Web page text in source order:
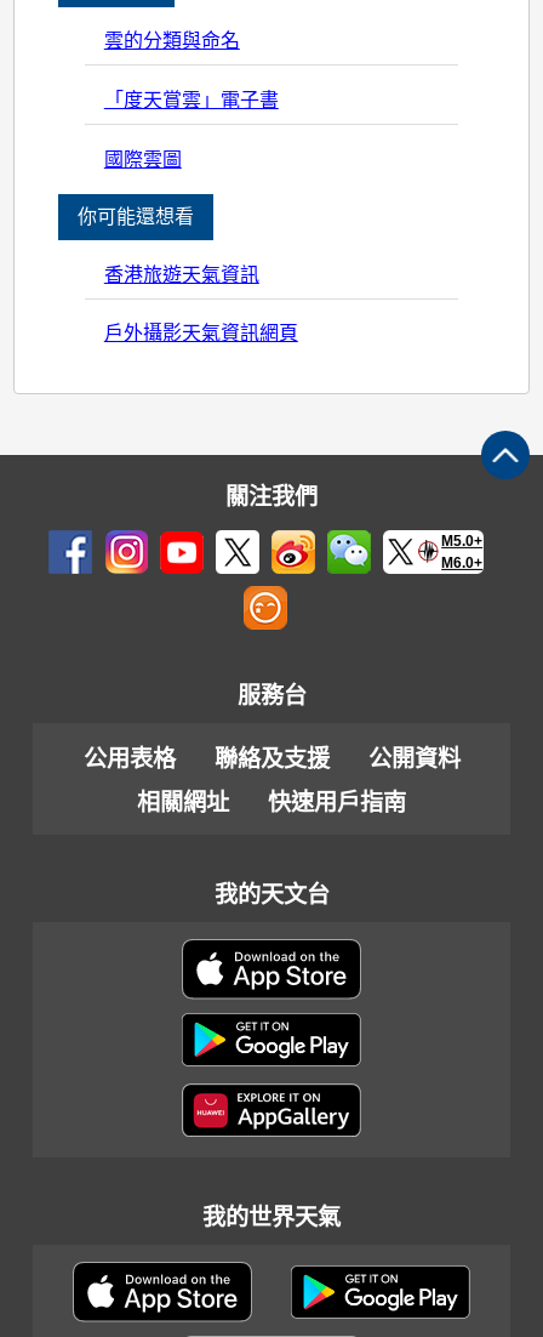
雲的分類與命名
「度天賞雲」電子書
國際雲圖
你可能還想看
香港旅遊天氣資訊
戶外攝影天氣資訊網頁
關注我們
M5.0+
M6.0+
服務台
公用表格 聯絡及支援
公開資料
相關網址
快速用戶指南
我的天文台
我的世界天氣